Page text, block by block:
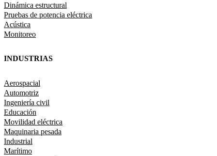
Dinámica estructural
Pruebas de potencia eléctrica
Acústica
Monitoreo
INDUSTRIAS
Aerospacial
Automotriz
Ingeniería civil
Educación
Movilidad eléctrica
Maquinaria pesada
Industrial
Marítimo